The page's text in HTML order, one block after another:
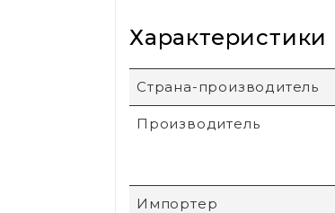
Характеристики
Страна-производитель
Производитель
Импортер